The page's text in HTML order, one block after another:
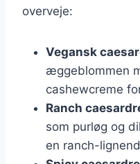
overveje:
Vegansk
æggeblommen
cashewcreme
Ranch
som purløg og
en ranch-